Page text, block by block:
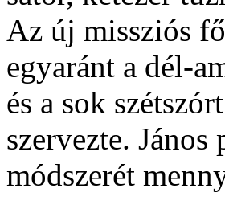
Az új missziós
egyaránt a dél-
és a sok
szervezte.
módszerét